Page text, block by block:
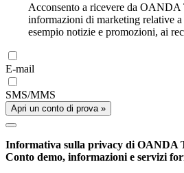
Acconsento a ricevere da
informazioni di marketing relative
esempio notizie e promozioni, ai
E-mail
SMS/MMS
Apri un conto di prova »
Informativa sulla privacy di OANDA
Conto demo, informazioni e servizi